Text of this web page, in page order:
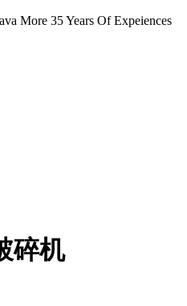
More 35 Years Of Expeiences
碎机